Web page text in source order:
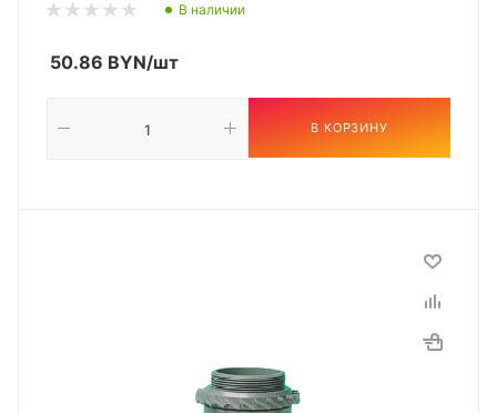
В наличии
50.86 BYN/шт
В КОРЗИНУ